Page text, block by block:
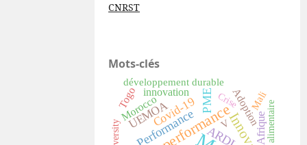
CNRST
Mots-clés
performance
Performance ARDL
PME
Covid-19
UEMOA Afrique
Morocco Adoption
innovation
Togo
développement durable
V
Mali
Crise